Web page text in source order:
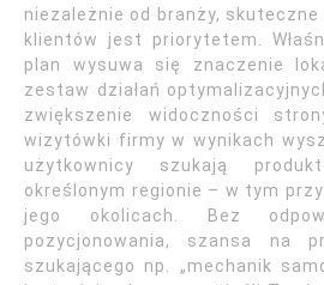
niezależnie od branży,
klientów jest priorytetem.
plan wysuwa się znaczenie
zestaw działań
zwiększenie widoczności
wizytówki firmy w wynikach
użytkownicy szukają
określonym regionie – w tym
jego okolicach. Bez
pozycjonowania, szansa na
szukającego np. „mechanik